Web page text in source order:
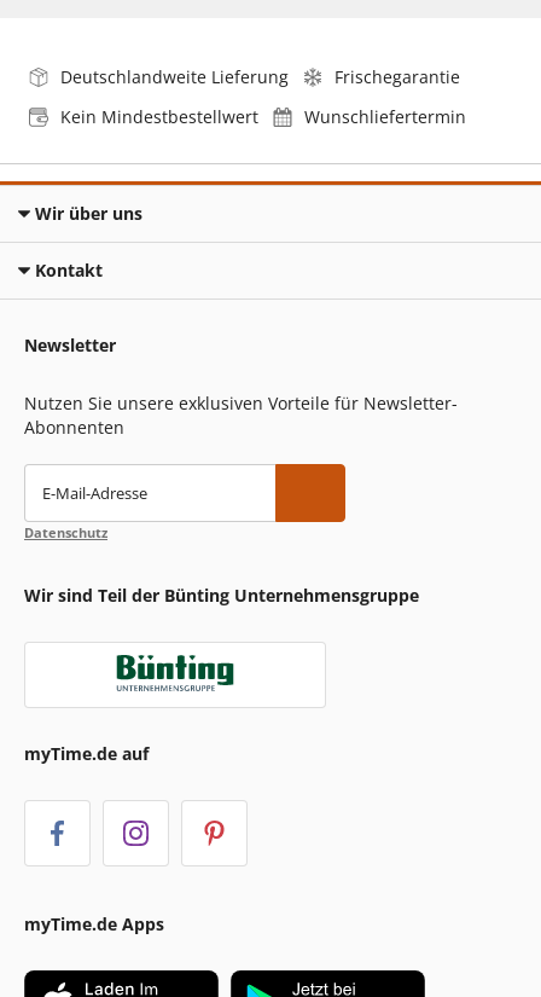
Deutschlandweite Lieferung
Frischegarantie
Kein Mindestbestellwert
Wunschliefertermin
Wir über uns
Kontakt
Newsletter
Nutzen Sie unsere exklusiven Vorteile für Newsletter-
Abonnenten
E-Mail-Adresse
Datenschutz
Wir sind Teil der Bünting Unternehmensgruppe
myTime.de auf
myTime.de Apps